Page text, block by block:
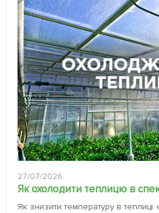
27/07/2026
Як охолодити теплицю в
Як знизити температуру в